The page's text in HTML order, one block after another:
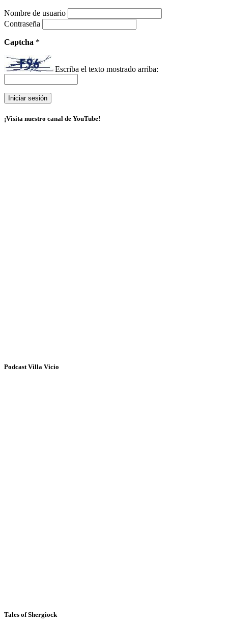
Nombre de usuario
Contraseña
Captcha *
Escriba el texto mostrado arriba:
¡Visita nuestro canal de YouTube!
Podcast Villa Vicio
Tales of Shergiock